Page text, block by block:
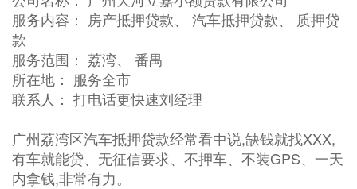
服务内容： 房产抵押贷款、 汽车抵押贷款、 质押贷
款
服务范围： 荔湾、 番禺
所在地： 服务全市
联系人： 打电话更快速刘经理
广州荔湾区汽车抵押贷款经常看中说,缺钱就找XXX,
有车就能贷、无征信要求、不押车、不装GPS、一天
内拿钱,非常有力。